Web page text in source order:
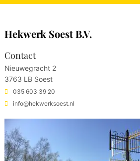
Hekwerk Soest B.V.
Contact
Nieuwegracht 2
3763 LB Soest
035 603 39 20
info@hekwerksoest.nl